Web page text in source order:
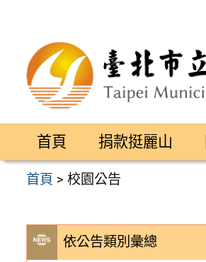
區
首頁 捐款挺麗山
首頁 >校園公告
依公告類別彙總